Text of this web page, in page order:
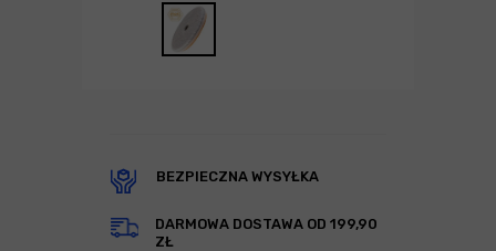
BEZPIECZNA WYSYŁKA
DARMOWA DOSTAWA OD 199,90
ZŁ